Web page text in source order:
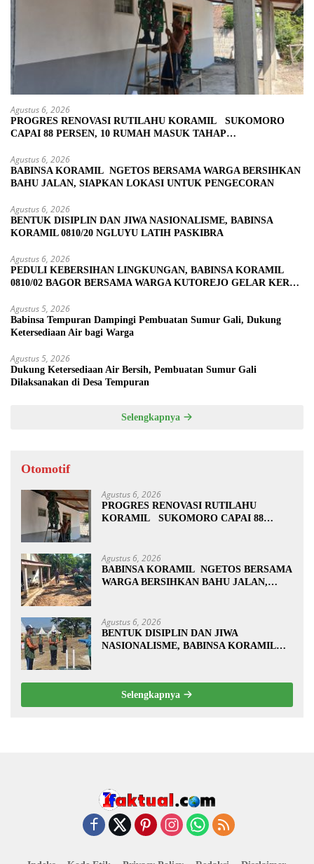
Agustus 6, 2026
PROGRES RENOVASI RUTILAHU KORAMIL SUKOMORO
CAPAI 88 PERSEN, 10 RUMAH MASUK TAHAP
Agustus 6, 2026
BABINSA KORAMIL NGETOS BERSAMA WARGA BERSIHKAN
BAHU JALAN, SIAPKAN LOKASI UNTUK PENGECORAN
Agustus 6, 2026
BENTUK DISIPLIN DAN JIWA NASIONALISME, BABINSA
KORAMIL 0810/20 NGLUYU LATIH PASKIBRA
Agustus 6, 2026
PEDULI KEBERSIHAN LINGKUNGAN, BABINSA KORAMIL
0810/02 BAGOR BERSAMA WARGA KUTOREJO GELAR KERJA
Agustus 5, 2026
Babinsa Tempuran Dampingi Pembuatan Sumur Gali, Dukung
Ketersediaan Air bagi Warga
Agustus 5, 2026
Dukung Ketersediaan Air Bersih, Pembuatan Sumur Gali
Dilaksanakan di Desa Tempuran
Selengkapnya
Otomotif
Agustus 6, 2026
PROGRES RENOVASI RUTILAHU
KORAMIL SUKOMORO CAPAI 88
Agustus 6, 2026
BABINSA KORAMIL NGETOS BERSAMA
WARGA BERSIHKAN BAHU JALAN,
Agustus 6, 2026
BENTUK DISIPLIN DAN JIWA
NASIONALISME, BABINSA KORAMIL
Selengkapnya